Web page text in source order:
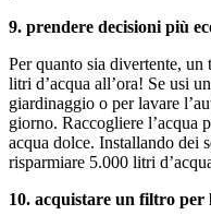
9. prendere decisioni più
Per quanto sia divertente, un
litri d’acqua all’ora! Se usi
giardinaggio o per lavare
giorno. Raccogliere l’acqua
acqua dolce. Installando dei
risparmiare 5.000 litri
10. acquistare un filtro per